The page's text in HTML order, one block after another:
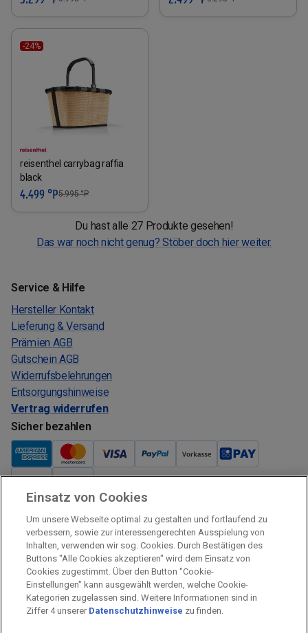
-24%
reisenthel carrybag raffia
black
4.499 °P5.995°P
Du hast alle 27 Produkte gesehen!
Das war noch nicht genug? Stöber doch hier weiter.
Service & Hilfe
Hersteller Kontakt
Lieferung & Versand
Prämien AGB
Gutschein AGB
Widerrufsbelehrungen
Entsorgungshinweise
Vertrag widerrufen
Sicher bezahlen
Verkauf und Versand
Kostenloser Versand:
Verkauf und Versand durch:
Verkauf Gutscheine durch:
Sicher einkaufen
Einsatz von Cookies
Um unsere Webseite optimal zu gestalten und fortlaufend zu
verbessern, sowie zur interessengerechten Ausspielung von
Inhalten, verwenden wir sog. Cookies. Durch Bestätigen des
Buttons "Alle Cookies akzeptieren" wird dem Einsatz von
Cookies zugestimmt. Über den Button "Cookie-
Einstellungen" kann ausgewählt werden, welche Cookie-
Kategorien zugelassen sind. Weitere Informationen sind in
Ziffer 4 unserer Datenschutzhinweise zu finden.